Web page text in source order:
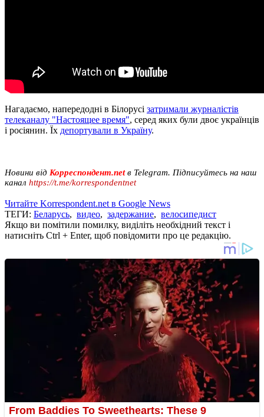
Нагадаємо, напередодні в Білорусі затримали журналістів
телеканалу "Настоящее время", серед яких були двоє українців
і росіянин. Їх депортували в Україну.
Новини від Корреспондент.netв Telegram. Підписуйтесь на наш
канал https://t.me/korrespondentnet
Читайте Korrespondent.net в Google News
ТЕГИ: Беларусь, видео, задержание, велосипедист
Якщо ви помітили помилку, виділіть необхідний текст і
натисніть Ctrl + Enter, щоб повідомити про це редакцію.